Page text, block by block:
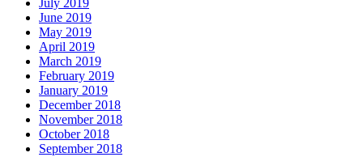
July 2019
June 2019
May 2019
April 2019
March 2019
February 2019
January 2019
December 2018
November 2018
October 2018
September 2018